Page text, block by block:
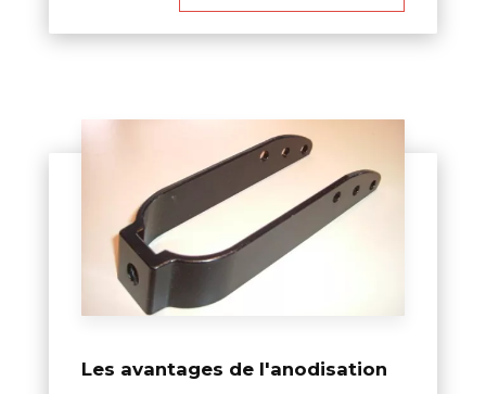
Les avantages de l'anodisation